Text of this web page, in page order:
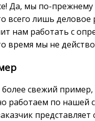
Да, мы по-
всего лишь
нам работать с
время мы не
свежий
работаем по нашей